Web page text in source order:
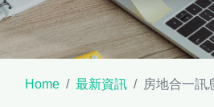
Home 最新資訊 房地合一訊